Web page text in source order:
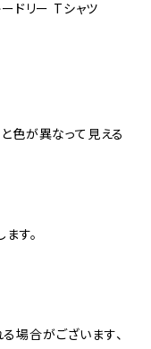
ドリー Tシャツ
色が異なって見える
す。
場合がございます、